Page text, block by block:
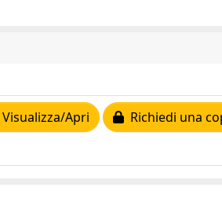
Visualizza/Apri Richiedi una